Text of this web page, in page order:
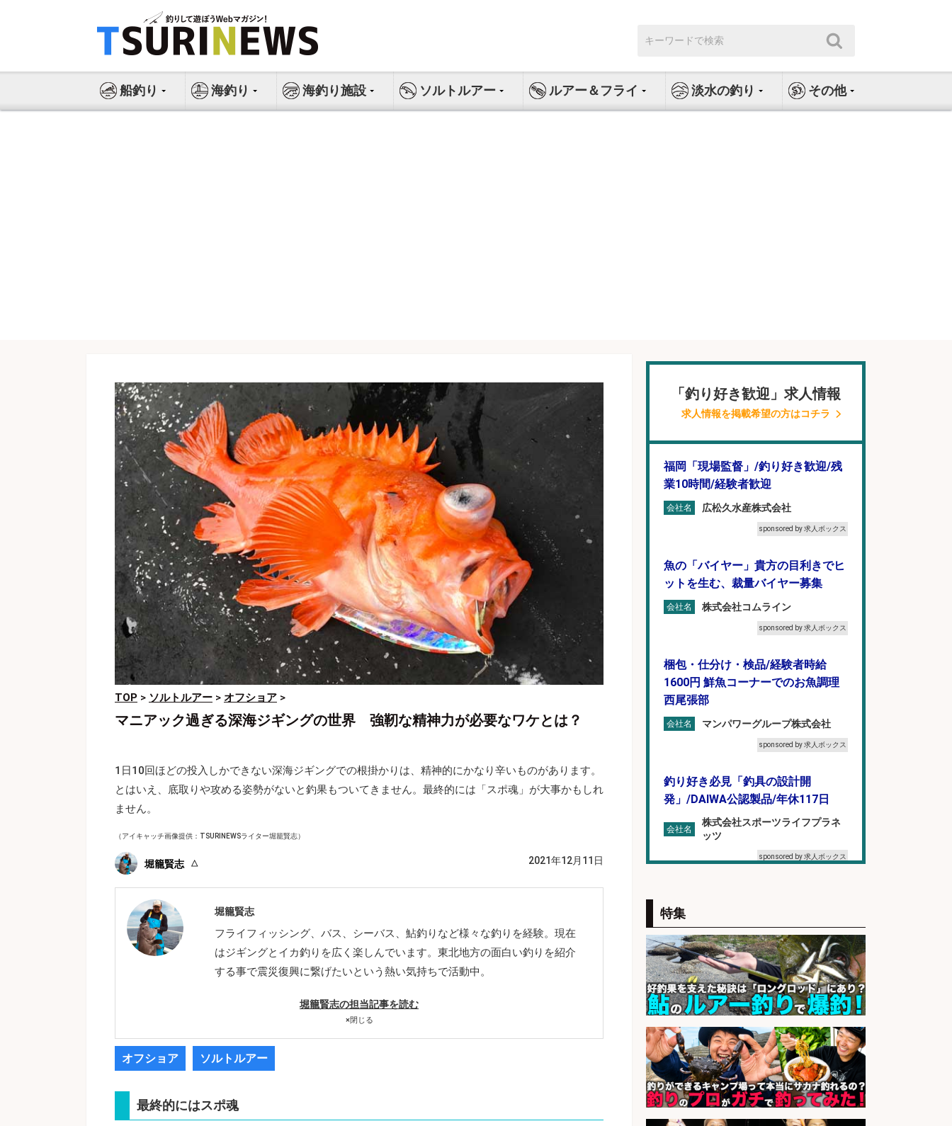
ス
索:
船釣り 海釣り 海釣り施設 ソルトルアー ルアー＆フライ 淡水の釣り その他
TOP > ソルトルアー > オフショア >
マニアック過ぎる深海ジギングの世界 強靭な精神力が必要なワケとは？
1日10回ほどの投入しかできない深海ジギングでの根掛かりは、精神的にかなり辛いものがあります。
とはいえ、底取りや攻める姿勢がないと釣果もついてきません。最終的には「スポ魂」が大事かもしれ
ません。
（アイキャッチ画像提供：TSURINEWSライター堀籠賢志）
堀籠賢志 2021年12月11日
堀籠賢志
フライフィッシング、バス、シーバス、鮎釣りなど様々な釣りを経験。現在
はジギングとイカ釣りを広く楽しんでいます。東北地方の面白い釣りを紹介
する事で震災復興に繋げたいという熱い気持ちで活動中。
堀籠賢志の担当記事を読む
×閉じる
オフショア ソルトルアー
最終的にはスポ魂
「釣り好き歓迎」求人情報
求人情報を掲載希望の方はコチラ
福岡「現場監督」/釣り好き歓迎/残
業10時間/経験者歓迎
会社名 広松久水産株式会社
sponsored by 求人ボックス
魚の「バイヤー」貴方の目利きでヒ
ットを生む、裁量バイヤー募集
会社名 株式会社コムライン
sponsored by 求人ボックス
梱包・仕分け・検品/経験者時給
1600円 鮮魚コーナーでのお魚調理
西尾張部
会社名 マンパワーグループ株式会社
sponsored by 求人ボックス
釣り好き必見「釣具の設計開
発」/DAIWA公認製品/年休117日
会社名
株式会社スポーツライフプラネ
ッツ
sponsored by 求人ボックス
計」
会社名 メガバス株式会社
sponsored by 求人ボックス
魚のプロとして活躍食を支える「鮮
魚加工・販売スタッフ」
会社名 株式会社一号舘
sponsored by 求人ボックス
大手釣り具メーカー 電動リールの機
械設計/NX/44万～
特集